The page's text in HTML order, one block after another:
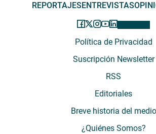
REPORTAJES ENTREVISTAS
Política de Privacidad
Suscripción Newsletter
RSS
Editoriales
Breve historia del medio
¿Quiénes Somos?